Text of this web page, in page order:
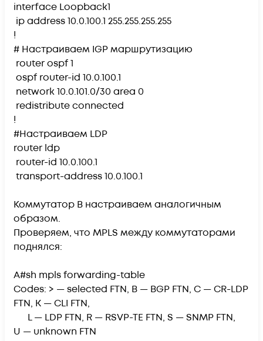
interface Loopback1
ip address 10.0.100.1 255.255.255.255
!
# Настраиваем IGP маршрутизацию
router ospf 1
ospf router-id 10.0.100.1
network 10.0.101.0/30 area 0
redistribute connected
!
#Настраиваем LDP
router ldp
router-id 10.0.100.1
transport-address 10.0.100.1
Коммутатор B настраиваем аналогичным
образом.
Проверяем, что MPLS между коммутаторами
поднялся:
A#sh mpls forwarding-table
Codes: > — selected FTN, B — BGP FTN, C — CR-LDP
FTN, K — CLI FTN,
L — LDP FTN, R — RSVP-TE FTN, S — SNMP FTN,
U — unknown FTN